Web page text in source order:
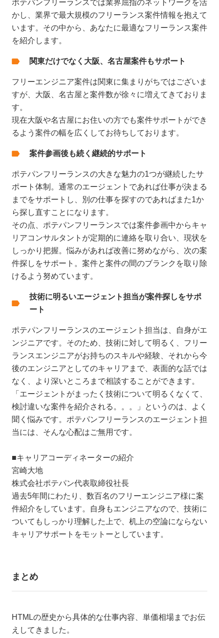
ポテパンフリーランスでは業界屈指のネットワークを活
かし、業界で最大規模のフリーランス案件情報を抱えて
います。その中から、あなたに最適なフリーランス案件
を紹介します。
関東だけでなく大阪、名古屋案件もサポート
フリーエンジニア案件は関東に集まりがちではございま
すが、大阪、名古屋と案件数が徐々に増えてきておりま
す。
現在大阪や名古屋にお住いの方でも案件サポートができ
るよう案件の幅を広くしてお待ちしております。
案件参画後も続く継続的サポート
ポテパンフリーランスの大きな魅力の1つが継続したサ
ポート体制。通常のエージェントであれば仕事が決まる
までをサポートし、別の仕事を探すのであればまた1か
ら探し直すことになります。
その点、ポテパンフリーランスでは案件参画中からキャ
リアコンサルタントが定期的に連絡を取り合い、現状を
しっかり把握。悩みがあれば改善に努めながら、次の案
件探しをサポート。案件と案件の間のブランクを取り除
けるよう努めています。
技術に明るいエージェント担当が案件探しをサポ
ート
ポテパンフリーランスのエージェント担当は、自身がエ
ンジニアです。そのため、技術に対して明るく、フリー
ランスエンジニアがお持ちのスキルや経験、それから今
後のエンジニアとしてのキャリアまで、表面的な話では
なく、より深いところまで相談することができます。
「エージェントがまったく技術について明るくなくて、
検討違いな案件を紹介される。。。」というのは、よく
聞く悩みです。ポテパンフリーランスのエージェント担
当には、そんな心配はご無用です。
■キャリアコーディネーターの紹介
宮崎大地
株式会社ポテパン代表取締役社長
過去5年間にわたり、数百名のフリーエンジニア様に案
件紹介をしています。自身もエンジニアなので、技術に
ついてもしっかり理解した上で、机上の空論にならない
キャリアサポートをモットーとしています。
まとめ
HTMLの歴史から具体的な仕事内容、単価相場までお伝
えしてきました。